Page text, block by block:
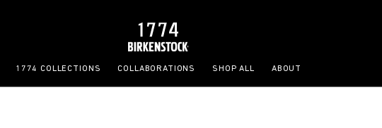
1774 COLLECTIONS COLLABORATIONS SHOP ALL ABOUT